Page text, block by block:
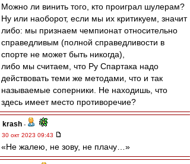
Можно ли винить того, кто проиграл шулерам?
Ну или наоборот, если мы их критикуем, значит
либо: мы признаем чемпионат относительно
справедливым (полной справедливости в
спорте не может быть никогда),
либо мы считаем, что Ру Спартака надо
действовать теми же методами, что и так
называемые соперники. Не находишь, что
здесь имеет место противоречие?
krash -
30 окт 2023 09:43
«Не жалею, не зову, не плачу…»